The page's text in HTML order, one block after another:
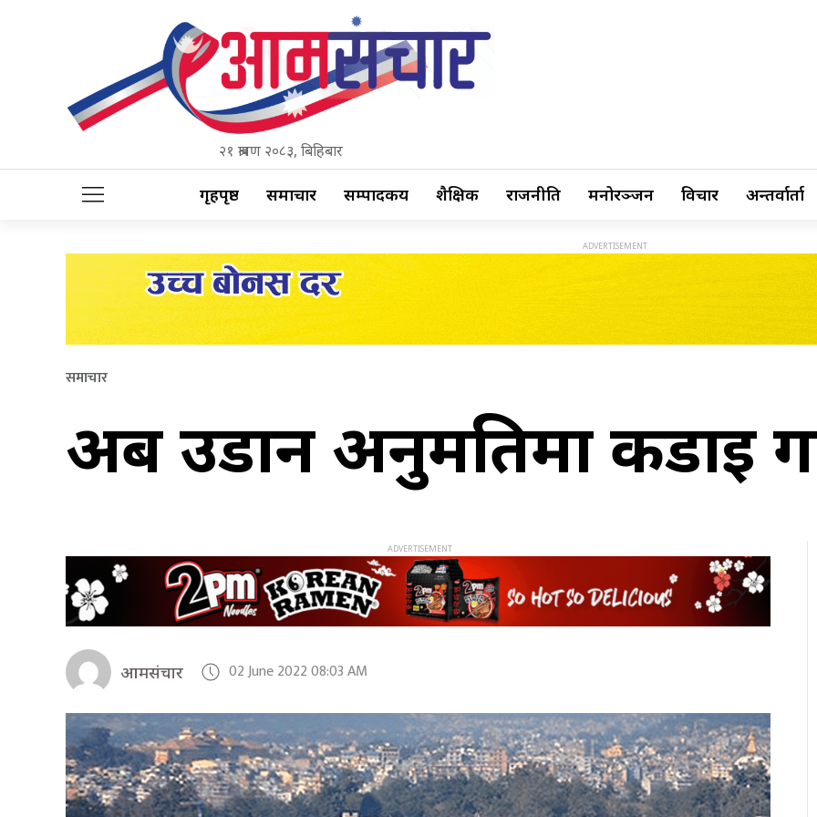
२१ श्रावण २०८३, बिहिबार
गृहपृष्ठ समाचार सम्पादकीय शैक्षिक राजनीति मनोरञ्जन विचार अन्तर्वार्ता
समाचार
अब उडान अनुमतिमा कडाइ
आमसंचार 02 June 2022 08:03 AM